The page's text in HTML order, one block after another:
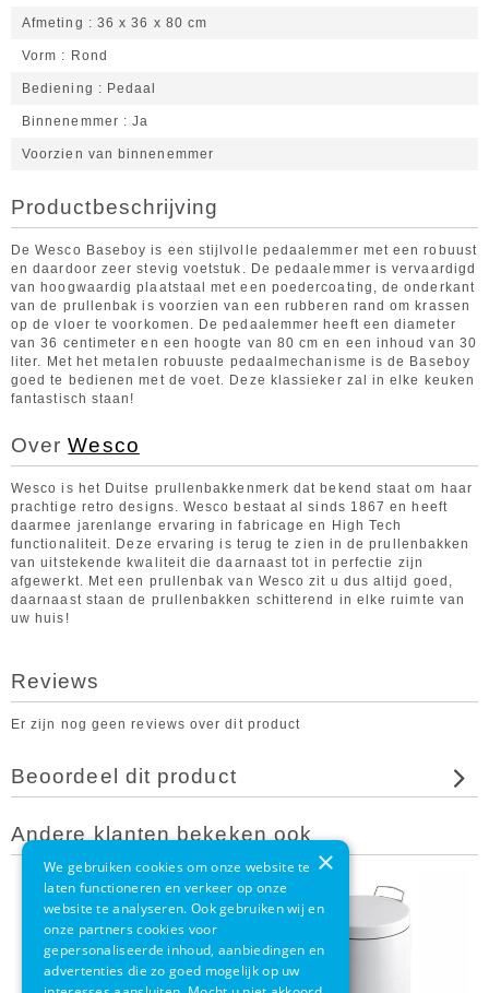
Afmeting 36 x 36 x 80 cm
Vorm Rond
Bediening Pedaal
Binnenemmer Ja
Voorzien van binnenemmer
Productbeschrijving
De Wesco Baseboy is een stijlvolle pedaalemmer met een robuust
en daardoor zeer stevig voetstuk. De pedaalemmer is vervaardigd
van hoogwaardig plaatstaal met een poedercoating, de onderkant
van de prullenbak is voorzien van een rubberen rand om krassen
op de vloer te voorkomen. De pedaalemmer heeft een diameter
van 36 centimeter en een hoogte van 80 cm en een inhoud van 30
liter. Met het metalen robuuste pedaalmechanisme is de Baseboy
goed te bedienen met de voet. Deze klassieker zal in elke keuken
fantastisch staan!
OverWesco
Wesco is het Duitse prullenbakkenmerk dat bekend staat om haar
prachtige retro designs. Wesco bestaat al sinds 1867 en heeft
daarmee jarenlange ervaring in fabricage en High Tech
functionaliteit. Deze ervaring is terug te zien in de prullenbakken
van uitstekende kwaliteit die daarnaast tot in perfectie zijn
afgewerkt. Met een prullenbak van Wesco zit u dus altijd goed,
daarnaast staan de prullenbakken schitterend in elke ruimte van
uw huis!
Reviews
Er zijn nog geen reviews over dit product
Beoordeel dit product
Andere klanten bekeken ook
×
We gebruiken cookies om onze website te
laten functioneren en verkeer op onze
website te analyseren. Ook gebruiken wij en
onze partners cookies voor
gepersonaliseerde inhoud, aanbiedingen en
advertenties die zo goed mogelijk op uw